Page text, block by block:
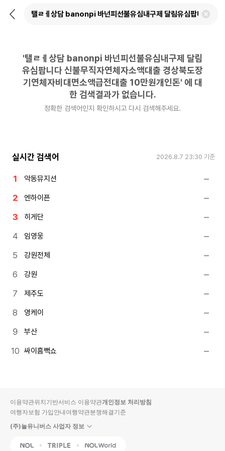
뒤
검
'탤ㄹㅔ상담 banonpi 바넌피선불유심내구제 달림
유심팝니다 신불무직자연체자소액대출 경상북도장
기연체자비대면소액급전대출 10만원개인돈' 에 대
한 검색결과가 없습니다.
정확한 검색어인지 확인하시고 다시 검색해주세요.
실시간 검색어 2026.8.7 23:30 기준
악동뮤지션
엔하이픈
히게단
임영웅
강원전체
강원
제주도
영케이
부산
싸이흠뻑쇼
이용약관위치기반서비스 이용약관개인정보 처리방침
여행자보험 가입안내여행약관분쟁해결기준
(주)놀유니버스 사업자 정보
NOL Triple Interpark Global